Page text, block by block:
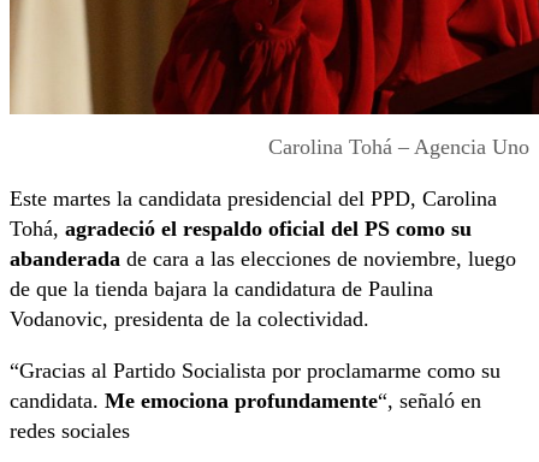
Carolina Tohá – Agencia Uno
Este martes la candidata presidencial del PPD, Carolina
Tohá, agradeció el respaldo oficial del PS como su
abanderada de cara a las elecciones de noviembre, luego
de que la tienda bajara la candidatura de Paulina
Vodanovic, presidenta de la colectividad.
“Gracias al Partido Socialista por proclamarme como su
candidata. Me emociona profundamente“, señaló en
redes sociales